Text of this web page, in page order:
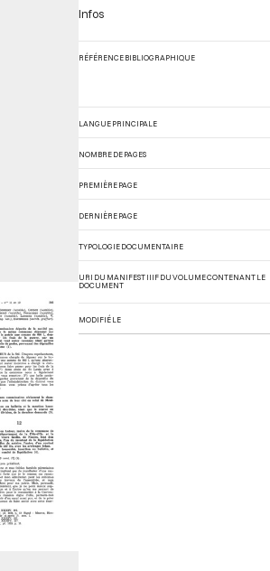
Infos
RÉFÉRENCE BIBLIOGRAPHIQUE
LANGUE PRINCIPALE
NOMBRE DE PAGES
PREMIÈRE PAGE
DERNIÈRE PAGE
TYPOLOGIE DOCUMENTAIRE
URI DU MANIFEST IIIF DU VOLUME CONTENANT LE
DOCUMENT
MODIFIÉ LE